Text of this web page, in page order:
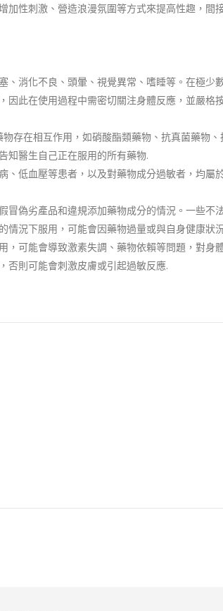
加性刺激、營造浪漫氛圍等方式來提高性趣，間
、消化不良、頭暈、視覺異常、嗜睡等。在極少
因此在使用過程中需密切關注身體反應，並嚴格
物存在相互作用，如硝酸酯類藥物、抗真菌藥物
知醫生自己正在服用的所有藥物.
低血壓等患者，以及對藥物成分過敏者，均屬
冒偽劣產品和違規添加藥物成分的情況。一些不
況下服用，可能會因藥物過量或與自身健康狀
可能會導致激素失調、藥物依賴等問題，對身
否則可能會刺激皮膚或引起過敏反應.